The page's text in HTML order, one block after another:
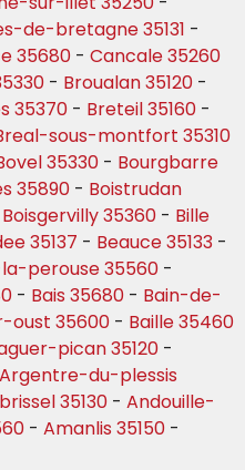
de-bretagne 35131 -
35680 - Cancale 35260
- Broualan 35120 -
35370 - Breteil 35160 -
sous-montfort 35310
35330 - Bourgbarre
35890 - Boistrudan
Boisgervilly 35360 - Bille
35137 - Beauce 35133 -
perouse 35560 -
- Bais 35680 - Bain-de-
oust 35600 - Baille 35460
pican 35120 -
Argentre-du-plessis
35130 - Andouille-
- Amanlis 35150 -